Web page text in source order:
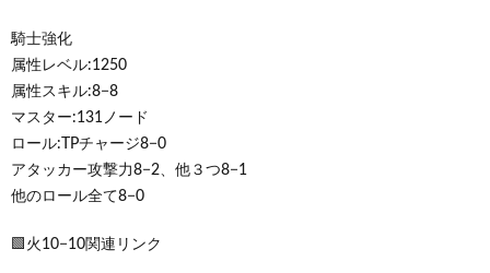
騎士強化
属性レベル:1250
属性スキル:8−8
マスター:131ノード
ロール:TPチャージ8−0
アタッカー攻撃力8−2、他３つ8−1
他のロール全て8−0
🟩火10−10関連リンク